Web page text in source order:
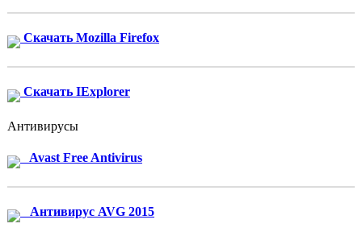
Скачать Mozilla Firefox
Скачать IExplorer
Антивирусы
Avast Free Antivirus
Антивирус AVG 2015